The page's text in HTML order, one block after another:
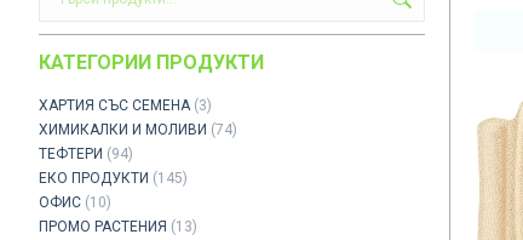
КАТЕГОРИИ ПРОДУКТИ
ХАРТИЯ СЪС СЕМЕНА (3)
ХИМИКАЛКИ И МОЛИВИ (74)
ТЕФТЕРИ (94)
ЕКО ПРОДУКТИ (145)
ОФИС (10)
ПРОМО РАСТЕНИЯ (13)